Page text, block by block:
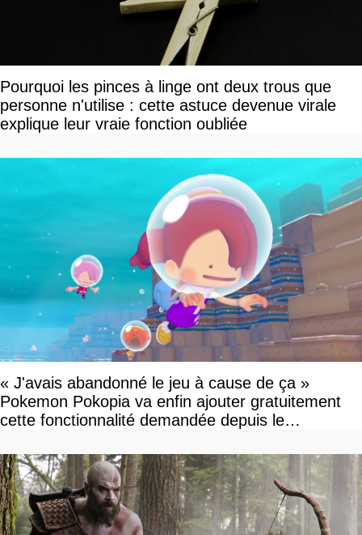
Pourquoi les pinces à linge ont deux trous que
personne n'utilise : cette astuce devenue virale
explique leur vraie fonction oubliée
« J'avais abandonné le jeu à cause de ça »
Pokemon Pokopia va enfin ajouter gratuitement
cette fonctionnalité demandée depuis le